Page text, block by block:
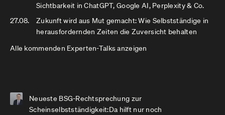
Sichtbarkeit in ChatGPT, Google AI, Perplexity & Co.
27.08.
Zukunft wird aus Mut gemacht: Wie Selbstständige in
herausfordernden Zeiten die Zuversicht behalten
Alle kommenden Experten-Talks anzeigen
Neueste BSG-Rechtsprechung zur
Scheinselbstständigkeit:Da hilft nur noch